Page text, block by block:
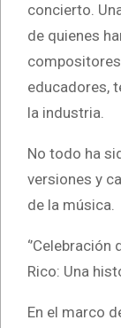
concierto.
de quienes
educadores,
la industria.
No todo ha
versiones y
de la música.
Rico: Una
En el marco